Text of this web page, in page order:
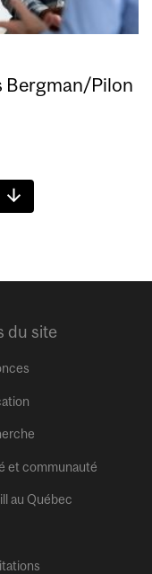
Bergman/Pilon
du site
et communauté
au Québec